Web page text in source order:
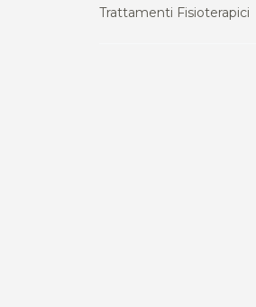
Trattamenti Fisioterapici